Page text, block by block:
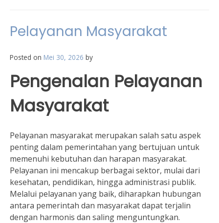
Pelayanan Masyarakat
Posted on Mei 30, 2026 by
Pengenalan Pelayanan
Masyarakat
Pelayanan masyarakat merupakan salah satu aspek
penting dalam pemerintahan yang bertujuan untuk
memenuhi kebutuhan dan harapan masyarakat.
Pelayanan ini mencakup berbagai sektor, mulai dari
kesehatan, pendidikan, hingga administrasi publik.
Melalui pelayanan yang baik, diharapkan hubungan
antara pemerintah dan masyarakat dapat terjalin
dengan harmonis dan saling menguntungkan.